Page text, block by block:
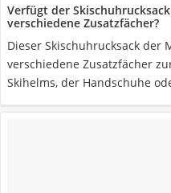
Verfügt der
verschiedene Zusatzfächer?
Dieser Skischuhrucksack der
verschiedene Zusatzfächer
Skihelms, der Handschuhe